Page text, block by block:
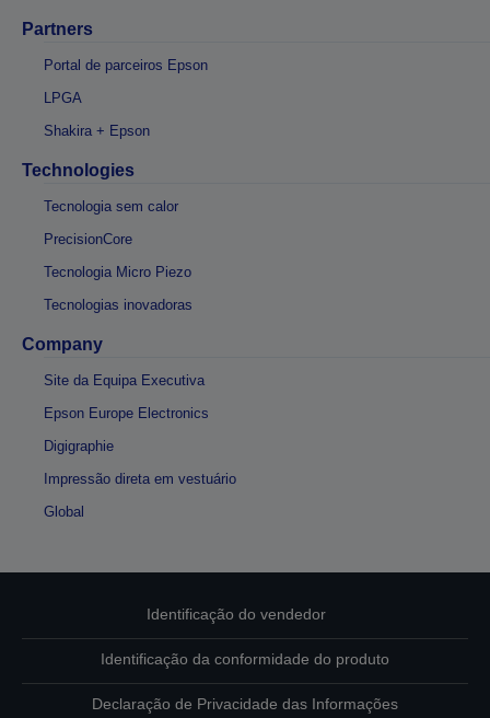
Partners
Portal de parceiros Epson
LPGA
Shakira + Epson
Technologies
Tecnologia sem calor
PrecisionCore
Tecnologia Micro Piezo
Tecnologias inovadoras
Company
Site da Equipa Executiva
Epson Europe Electronics
Digigraphie
Impressão direta em vestuário
Global
Identificação do vendedor
Identificação da conformidade do produto
Declaração de Privacidade das Informações